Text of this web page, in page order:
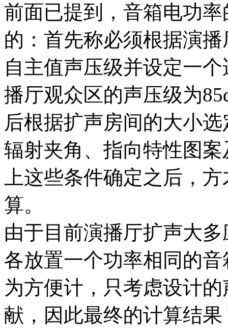
前面已提到，音箱电功
的：首先称必须根据演
自主值声压级并设定一
播厅观众区的声压级为
后根据扩声房间的大小
辐射夹角、指向特性图
上这些条件确定之后，
算。
由于目前演播厅扩声大
各放置一个功率相同的
为方便计，只考虑设计
献，因此最终的计算结